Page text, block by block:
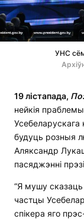
УНС
19 лістапада,
нейкія
Усебеларускага
будуць розныя
Аляксандр
пасяджэнні
“Я мушу сказаць
частцы
спікера яго